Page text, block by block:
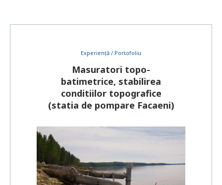
Experiență / Portofoliu
Masuratori topo-
batimetrice, stabilirea
conditiilor topografice
(statia de pompare Facaeni)